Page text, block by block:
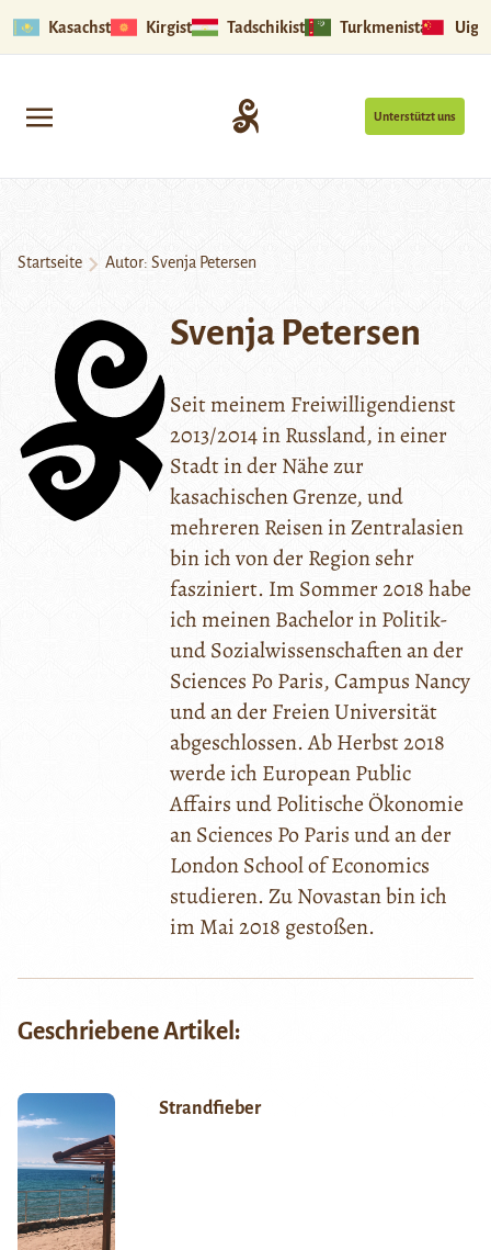
Kasachstan Kirgistan Tadschikistan Turkmenistan
Unterstützt uns
Startseite Autor: Svenja Petersen
Svenja Petersen
Seit meinem Freiwilligendienst
2013/2014 in Russland, in einer
Stadt in der Nähe zur
kasachischen Grenze, und
mehreren Reisen in Zentralasien
bin ich von der Region sehr
fasziniert. Im Sommer 2018 habe
ich meinen Bachelor in Politik-
und Sozialwissenschaften an der
Sciences Po Paris, Campus Nancy
und an der Freien Universität
abgeschlossen. Ab Herbst 2018
werde ich European Public
Affairs und Politische Ökonomie
an Sciences Po Paris und an der
London School of Economics
studieren. Zu Novastan bin ich
im Mai 2018 gestoßen.
Geschriebene Artikel:
Strandfieber